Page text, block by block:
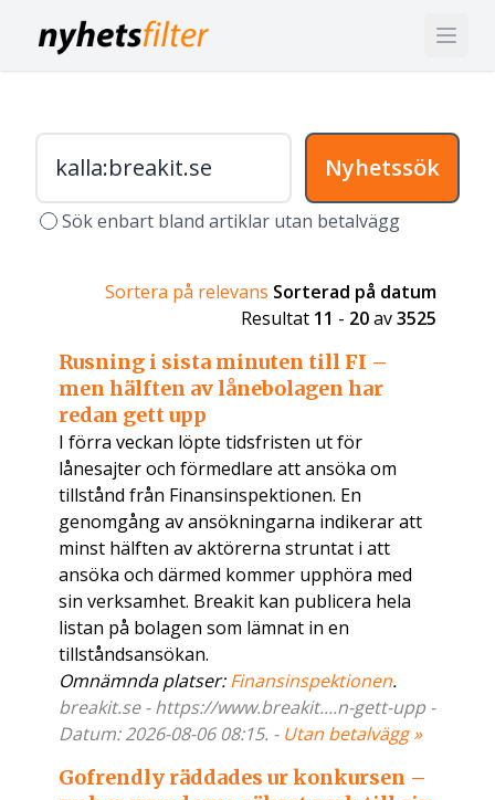
Nyhetssök
Sök enbart bland artiklar utan betalvägg
Sortera på relevans Sorterad på datum
Resultat 11 - 20av3525
Rusning i sista minuten till FI –
men hälften av lånebolagen har
redan gett upp
I förra veckan löpte tidsfristen ut för
lånesajter och förmedlare att ansöka om
tillstånd från Finansinspektionen. En
genomgång av ansökningarna indikerar att
minst hälften av aktörerna struntat i att
ansöka och därmed kommer upphöra med
sin verksamhet. Breakit kan publicera hela
listan på bolagen som lämnat in en
tillståndsansökan.
Omnämnda platser:Finansinspektionen.
breakit.se - https://www.breakit....n-gett-upp -
Datum: 2026-08-06 08:15. - Utan betalvägg »
Gofrendly räddades ur konkursen –